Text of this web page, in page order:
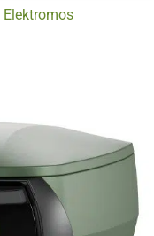
Elektromos